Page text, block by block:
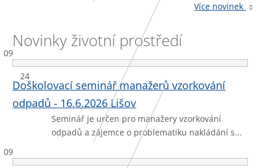
Více novinek
Novinky životní prostředí
24
09
Doškolovací seminář manažerů vzorkování
odpadů - 16.6.2026 Lišov
Seminář je určen pro manažery vzorkování
odpadů a zájemce o problematiku nakládání s...
09